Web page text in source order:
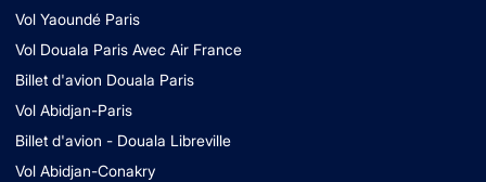
Vol Yaoundé Paris
Vol Douala Paris Avec Air France
Billet d'avion Douala Paris
Vol Abidjan-Paris
Billet d'avion - Douala Libreville
Vol Abidjan-Conakry